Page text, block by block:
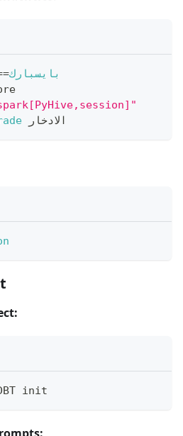
بايسبارك
الادخار
init